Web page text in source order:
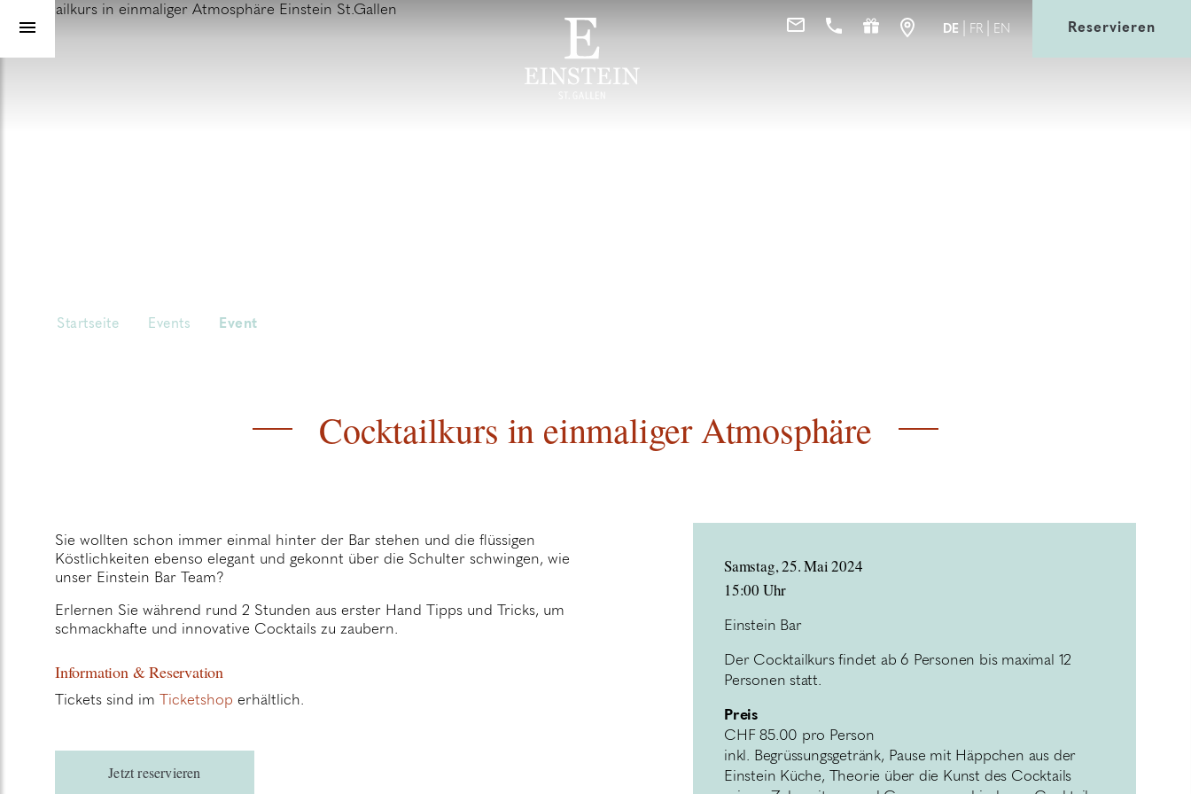
DE FR EN Reservieren
Startseite Events Event
Cocktailkurs in einmaliger Atmosphäre
Sie wollten schon immer einmal hinter der Bar stehen und die flüssigen
Köstlichkeiten ebenso elegant und gekonnt über die Schulter schwingen, wie
unser Einstein Bar Team?
Erlernen Sie während rund 2 Stunden aus erster Hand Tipps und Tricks, um
schmackhafte und innovative Cocktails zu zaubern.
Information & Reservation
Tickets sind im Ticketshop erhältlich.
Jetzt reservieren
Samstag, 25. Mai 2024
15:00 Uhr
Einstein Bar
Der Cocktailkurs findet ab 6 Personen bis maximal 12
Personen statt.
Preis
CHF 85.00 pro Person
inkl. Begrüssungsgetränk, Pause mit Häppchen aus der
Einstein Küche, Theorie über die Kunst des Cocktails